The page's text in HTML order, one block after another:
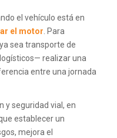
el vehículo está en
el motor . Para
sea transporte de
realizar una
entre una jornada
y seguridad vial, en
establecer un
mejora el